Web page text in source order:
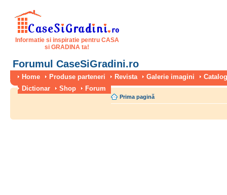
Informatie si inspiratie pentru CASA
si GRADINA ta!
Forumul CaseSiGradini.ro
Home Produse parteneri Revista Galerie imagini
Dictionar
Shop Forum
Prima pagină